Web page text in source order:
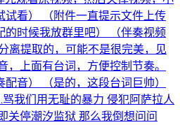
看） （附件一直提示文件上传
时候我放群里吧） （伴奏视频
离提取的，可能不是很完美，见
上面有台词，方便控制节奏。
音） （是的，这段台词巨帅）
骂我们用无耻的暴力 侵犯阿萨拉人
关停潮汐监狱 那么我倒想问问